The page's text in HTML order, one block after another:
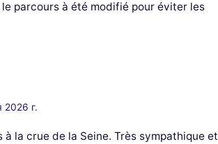
parcours à été modifié pour éviter les
2026 г.
la crue de la Seine. Très sympathique et